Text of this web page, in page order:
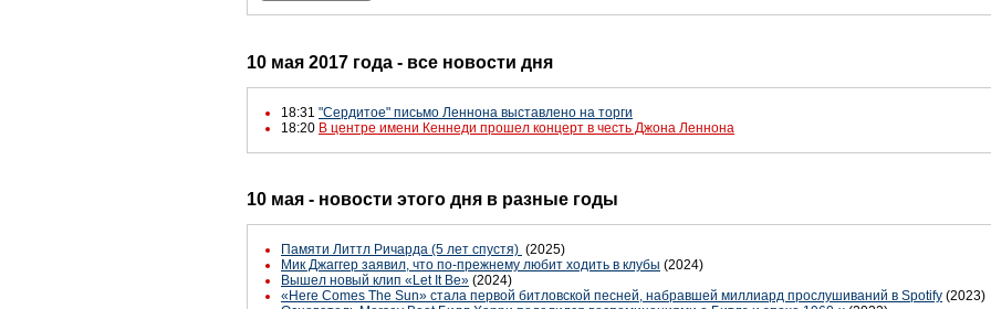
10 мая 2017 года - все новости дня
18:31 "Сердитое" письмо Леннона выставлено на торги
18:20 В центре имени Кеннеди прошел концерт в честь Джона Леннона
10 мая - новости этого дня в разные годы
Памяти Литтл Ричарда (5 лет спустя) (2025)
Мик Джаггер заявил, что по-прежнему любит ходить в клубы (2024)
Вышел новый клип «Let It Be» (2024)
«Here Comes The Sun» стала первой битловской песней, набравшей миллиард прослушиваний в Spotify (2023)